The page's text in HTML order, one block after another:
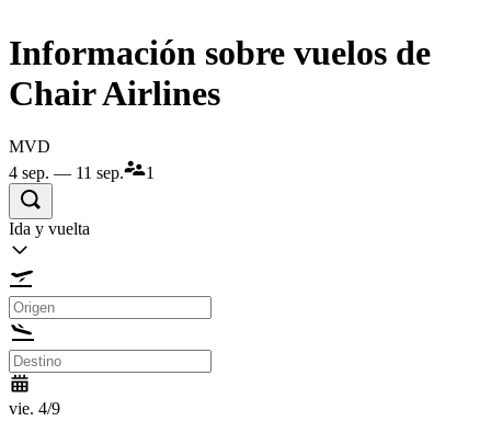
Información sobre vuelos de
Chair Airlines
MVD
4 sep. — 11 sep.
1
Ida y vuelta
vie. 4/9